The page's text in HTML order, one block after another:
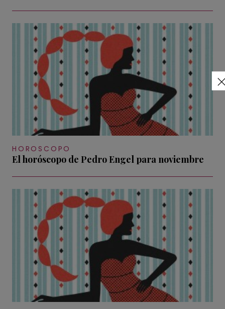
HOROSCOPO
El horóscopo de Pedro Engel para noviembre